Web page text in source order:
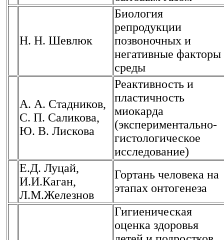
Н. Н. Шевлюк
Биология
репродукции
позвоночных и
негативные факторы
среды
А. А. Стадников,
С. П. Саликова,
Ю. В. Лискова
Реактивность и
пластичность
миокарда
(экспериментально-
гистологическое
исследование)
Е.Д. Луцай,
И.И.Каган,
Л.М.Железнов
Гортань человека на
этапах онтогенеза
Гигиеническая
оценка здоровья